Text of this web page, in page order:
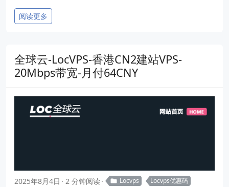
阅读更多
全球云-LocVPS-香港CN2建站VPS-
20Mbps带宽-月付64CNY
2025年8月4日 2 分钟阅读 Locvps
Locvps优惠码